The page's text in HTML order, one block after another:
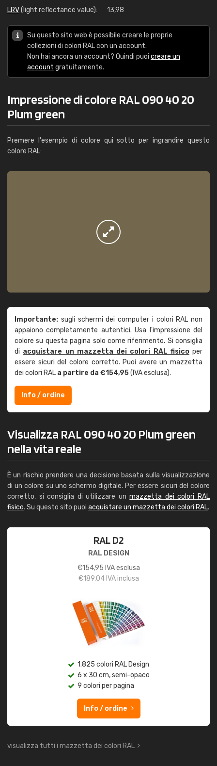
LRV(light reflectance value): 13,98
Su questo sito web è possibile creare le proprie
collezioni di colori RAL con un account.
Non hai ancora un account? Quindi puoi creare un
account gratuitamente.
Impressione di colore RAL 090 40 20
Plum green
Premere l'esempio di colore qui sotto per ingrandire questo
colore RAL:
Importante: sugli schermi dei computer i colori RAL non
appaiono completamente autentici. Usa l'impressione del
colore su questa pagina solo come riferimento. Si consiglia
di acquistare un mazzetta dei colori RAL fisicoper
essere sicuri del colore corretto. Puoi avere un mazzetta
dei colori RAL a partire da €154,95(IVA esclusa).
Info / ordine
Visualizza RAL 090 40 20 Plum green
nella vita reale
È un rischio prendere una decisione basata sulla visualizzazione
di un colore su uno schermo digitale. Per essere sicuri del colore
corretto, si consiglia di utilizzare unmazzetta dei colori RAL
fisico. Su questo sito puoi acquistare un mazzetta dei colori RAL.
RAL D2
RAL DESIGN
€154,95 IVA esclusa
€189,04IVA inclusa
1.825 colori RAL Design
6 x 30 cm, semi-opaco
9 colori per pagina
Info / ordine
visualizza tutti i mazzetta dei colori RAL